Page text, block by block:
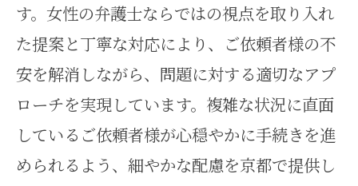
す。女性の弁護士ならではの視点を取り入れ
た提案と丁寧な対応により、ご依頼者様の不
安を解消しながら、問題に対する適切なアプ
ローチを実現しています。複雑な状況に直面
しているご依頼者様が心穏やかに手続きを進
められるよう、細やかな配慮を京都で提供し